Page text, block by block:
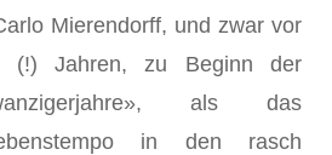
Mierendorff, und zwar vor
(!) Jahren, zu Beginn der
als das
in den rasch